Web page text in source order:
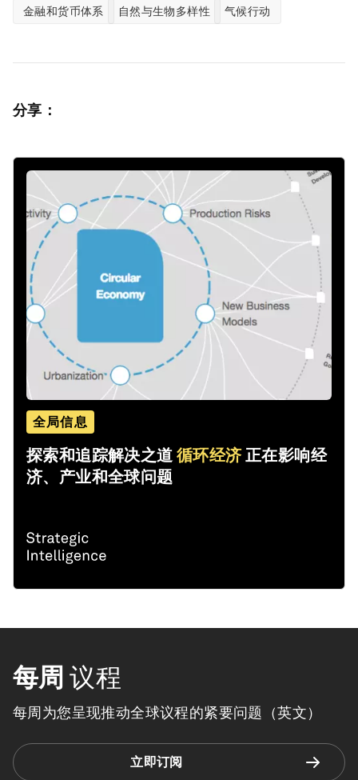
金融和货币体系 自然与生物多样性 气候行动
分享：
全局信息
探索和追踪解决之道循环经济正在影响经
济、产业和全球问题
每周 议程
每周为您呈现推动全球议程的紧要问题（英文）
立即订阅